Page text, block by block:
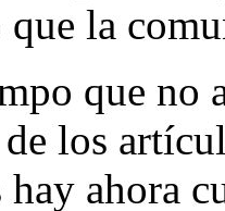
que la
que no
los
hay ahora